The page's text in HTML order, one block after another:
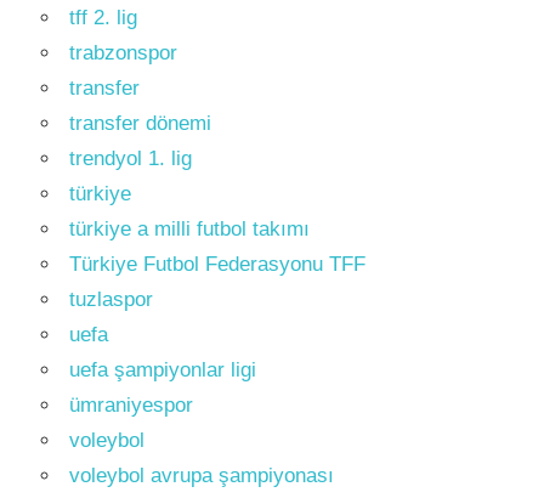
tff 2. lig
trabzonspor
transfer
transfer dönemi
trendyol 1. lig
türkiye
türkiye a milli futbol takımı
Türkiye Futbol Federasyonu TFF
tuzlaspor
uefa
uefa şampiyonlar ligi
ümraniyespor
voleybol
voleybol avrupa şampiyonası